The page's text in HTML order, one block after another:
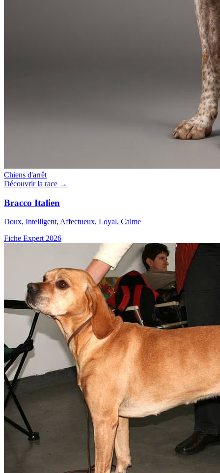
Chiens d'arrêt
Découvrir la race →
Bracco Italien
Doux, Intelligent, Affectueux, Loyal, Calme
Fiche Expert 2026